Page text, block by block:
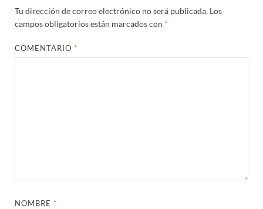
Tu dirección de correo electrónico no será publicada. Los
campos obligatorios están marcados con *
COMENTARIO *
NOMBRE *